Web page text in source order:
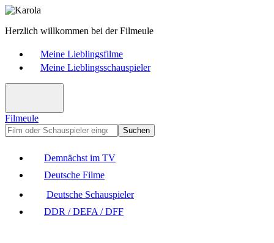
Herzlich willkommen bei der Filmeule
Meine Lieblingsfilme
Meine Lieblingsschauspieler
Filmeule
Suchen
Demnächst im TV
Deutsche Filme
Deutsche Schauspieler
DDR / DEFA / DFF